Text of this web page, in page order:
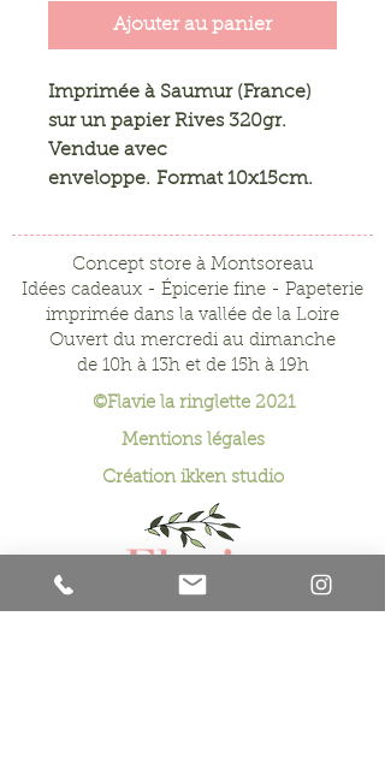
Ajouter au panier
Imprimée à Saumur (France)
sur un papier Rives 320gr.
Vendue avec
enveloppe. Format 10x15cm.
Concept store à Montsoreau
Idées cadeaux - Épicerie fine - Papeterie
imprimée dans la vallée de la Loire
Ouvert du mercredi au dimanche
de 10h à 13h et de 15h à 19h
©Flavie la ringlette 2021
Mentions légales
Création ikken studio